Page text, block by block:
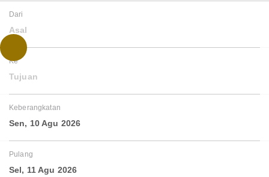
Dari
Asal
Ke
Tujuan
Keberangkatan
Sen, 10 Agu 2026
Pulang
Sel, 11 Agu 2026